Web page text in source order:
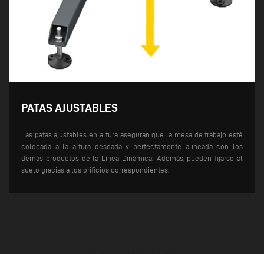
PATAS AJUSTABLES
Las patas ajustables en altura aseguran que la mesa de trabajo esté
colocada a la altura deseada y perfectamente alineada con los
demás productos de la Línea Dinámica. Además, pueden fijarse al
suelo gracias a los orificios correspondientes.